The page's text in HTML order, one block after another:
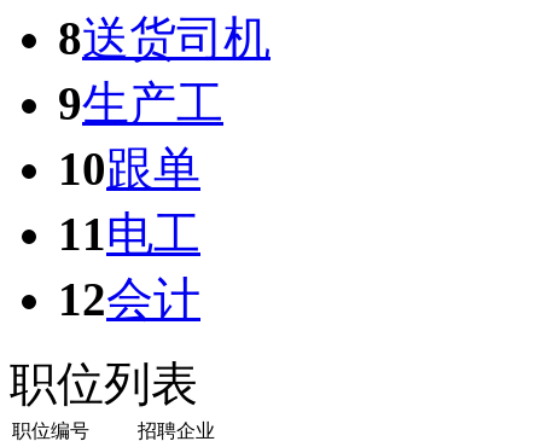
8送货司机
9生产工
10跟单
11电工
12会计
职位列表
职位编号
招聘企业